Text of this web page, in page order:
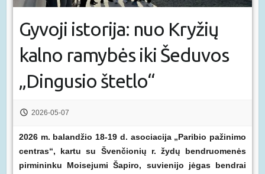
Gyvoji istorija: nuo Kryžių
kalno ramybės iki Šeduvos
„Dingusio štetlo“
2026-05-07
2026 m. balandžio 18-19 d. asociacija „Paribio pažinimo
centras“, kartu su Švenčionių r. žydų bendruomenės
pirmininku Moisejumi Šapiro, suvienijo jėgas bendrai